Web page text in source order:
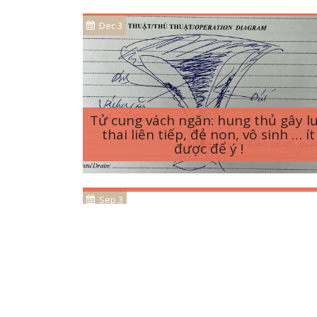
Dec 3
Tử cung vách ngăn: hung thủ gây
thai liên tiếp, đẻ non, vô sinh … ít
được để ý !
Sep 3
XÉT NGHIỆM D – DIMER TRONG
THAI KỲ: XIN ĐỪNG REO RẮC
SỢ HÃI…